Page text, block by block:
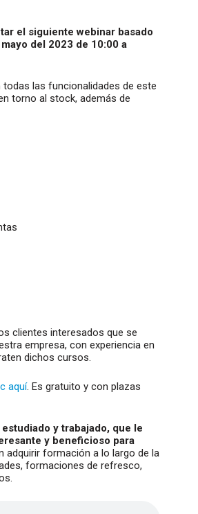
el siguiente webinar basado
del 2023 de 10:00 a
las funcionalidades de este
torno al stock, además de
clientes interesados que se
empresa, con experiencia en
dichos cursos.
aquí. Es gratuito y con plazas
y trabajado, que le
y beneficioso para
adquirir formación a lo largo de la
formaciones de refresco,